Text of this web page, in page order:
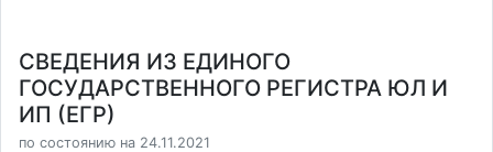
СВЕДЕНИЯ ИЗ ЕДИНОГО
ГОСУДАРСТВЕННОГО РЕГИСТРА ЮЛ И
ИП (ЕГР)
по состоянию на 24.11.2021